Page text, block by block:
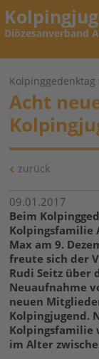
Diözesanverband
Acht
zurück
09.01.2017
Beim
Kolpingsfamilie
Max am 9.
freute sich der
Rudi Seitz über
Neuaufnahme
neuen
Kolpingjugend.
Kolpingsfamilie
im Alter